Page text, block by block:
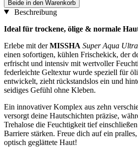
Beide in den Warenkorb
Beschreibung
Ideal für trockene, ölige & normale
Erlebe mit derMISSHA Super Aqua
einen sofortigen, kühlen Frischekick, der
erfrischt und intensiv mit wertvoller
federleichte Geltextur wurde speziell für
entwickelt, zieht rückstandslos ein und
seidiges Gefühl ohne Kleben.
Ein innovativer Komplex aus zehn
versorgt deine Hautschichten präzise,
Trehalose die Feuchtigkeit tief
Barriere stärken. Freue dich auf ein
optisch geglättete Haut!